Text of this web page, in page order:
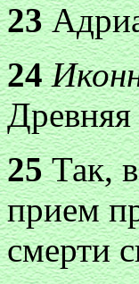
23
24
25Так,
прием
смерти